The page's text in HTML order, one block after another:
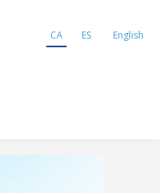
CA ES English